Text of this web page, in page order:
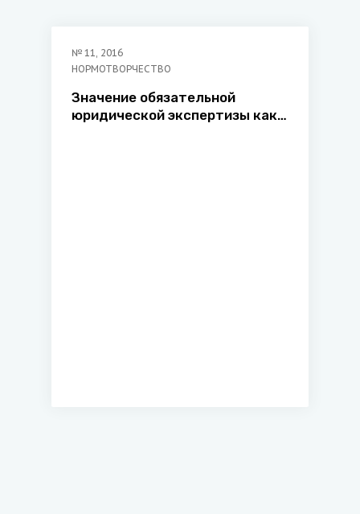
№ 11, 2016
НОРМОТВОРЧЕСТВО
Значение обязательной
юридической экспертизы как